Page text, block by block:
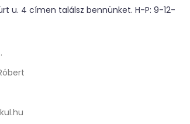
u. 4 címen találsz bennünket. H-P: 9-12-